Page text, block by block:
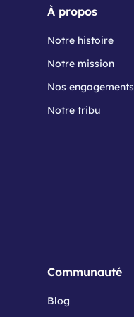
À propos
Notre histoire
Notre mission
Nos engagements
Notre tribu
Communauté
Blog